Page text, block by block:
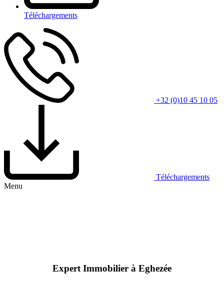
Téléchargements
+32 (0)10 45 10 05
Téléchargements
Menu
Expert Immobilier à Eghezée